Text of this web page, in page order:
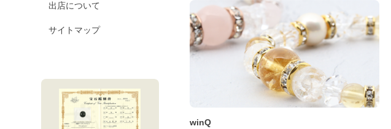
出店について
サイトマップ
winQ